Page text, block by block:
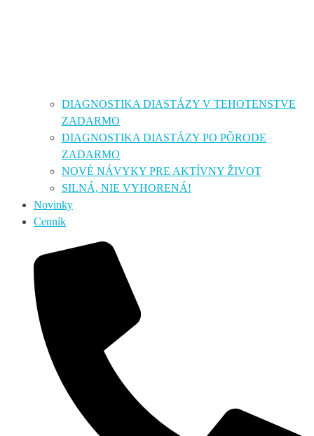
DIAGNOSTIKA DIASTÁZY V TEHOTENSTVE
ZADARMO
DIAGNOSTIKA DIASTÁZY PO PÔRODE
ZADARMO
NOVÉ NÁVYKY PRE AKTÍVNY ŽIVOT
SILNÁ, NIE VYHORENÁ!
Novinky
Cenník